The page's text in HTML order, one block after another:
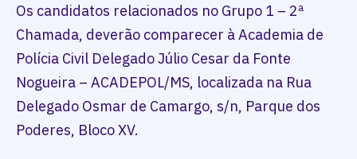
Os candidatos relacionados no Grupo 1 – 2ª
Chamada, deverão comparecer à Academia de
Polícia Civil Delegado Júlio Cesar da Fonte
Nogueira – ACADEPOL/MS, localizada na Rua
Delegado Osmar de Camargo, s/n, Parque dos
Poderes, Bloco XV.